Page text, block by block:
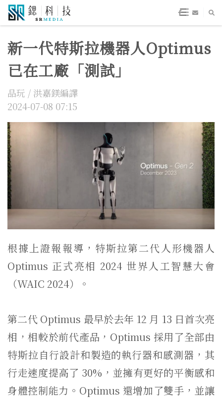
新一代特斯拉機器人Optimus
已在工廠「測試」
品玩 / 洪嘉鎂編譯
2024-07-08 07:15
根據上證報報導，特斯拉第二代人形機器人
Optimus 正式亮相 2024 世界人工智慧大會
（WAIC 2024）。
第二代 Optimus 最早於去年 12 月 13 日首次亮
相，相較於前代產品，Optimus 採用了全部由
特斯拉自行設計和製造的執行器和感測器，其
行走速度提高了 30%，並擁有更好的平衡感和
身體控制能力。Optimus 還增加了雙手，並讓